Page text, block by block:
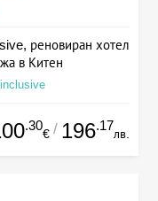
реновиран хотел
в Китен
.30
€ / 196.17
лв.